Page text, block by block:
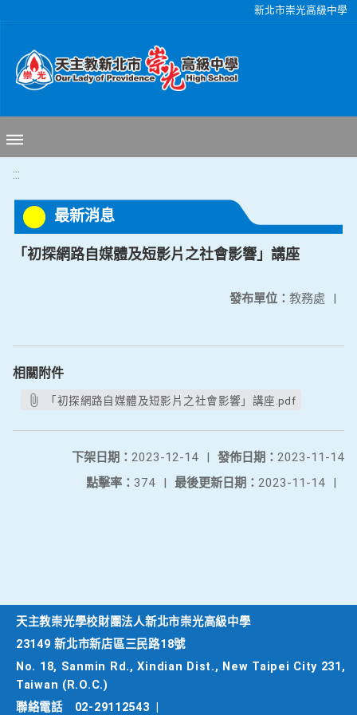
新北市崇光高級中學
:::
最新消息
「初探網路自媒體及短影片之社會影響」講座
發布單位： 教務處 |
相關附件
「初探網路自媒體及短影片之社會影響」講座.pdf
發佈日期： 2023-11-14
下架日期： 2023-12-14
|
最後更新日期： 2023-11-14 |
點擊率： 374 |
天主教崇光學校財團法人新北市崇光高級中學
23149 新北市新店區三民路18號
No. 18, Sanmin Rd., Xindian Dist., New Taipei City 231,
Taiwan (R.O.C.)
聯絡電話
02-29112543